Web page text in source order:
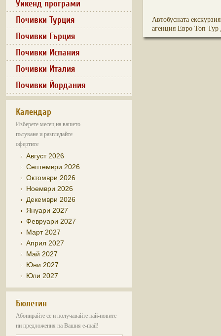
Уикенд програми
Почивки Турция
Почивки Гърция
Почивки Испания
Почивки Италия
Почивки Йордания
Календар
Изберете месец на вашето
пътуване и разгледайте
офертите
Август 2026
Септември 2026
Октомври 2026
Ноември 2026
Декември 2026
Януари 2027
Февруари 2027
Март 2027
Април 2027
Май 2027
Юни 2027
Юли 2027
Бюлетин
Абонирайте се и получавайте най-новите
ни предложения на Вашия e-mail!
Автобусната
агенция Евро Топ Тур